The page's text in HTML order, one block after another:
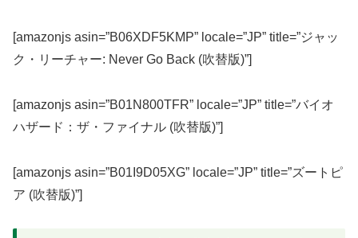
[amazonjs asin=”B06XDF5KMP” locale=”JP” title=”ジャッ
ク・リーチャー: Never Go Back (吹替版)”]
[amazonjs asin=”B01N800TFR” locale=”JP” title=”バイオ
ハザード：ザ・ファイナル (吹替版)”]
[amazonjs asin=”B01I9D05XG” locale=”JP” title=”ズートピ
ア (吹替版)”]